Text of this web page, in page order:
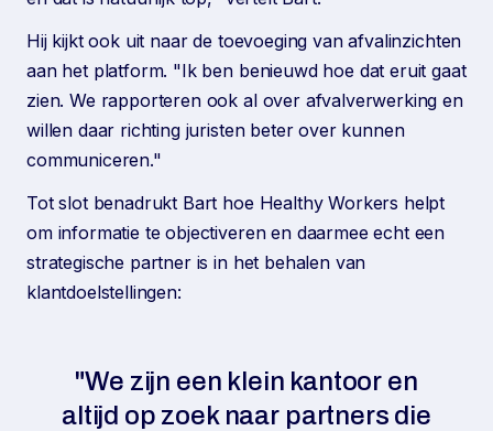
Hij kijkt ook uit naar de toevoeging van afvalinzichten
aan het platform. "Ik ben benieuwd hoe dat eruit gaat
zien. We rapporteren ook al over afvalverwerking en
willen daar richting juristen beter over kunnen
communiceren."
Tot slot benadrukt Bart hoe Healthy Workers helpt
om informatie te objectiveren en daarmee echt een
strategische partner is in het behalen van
klantdoelstellingen:
"We zijn een klein kantoor en
altijd op zoek naar partners die